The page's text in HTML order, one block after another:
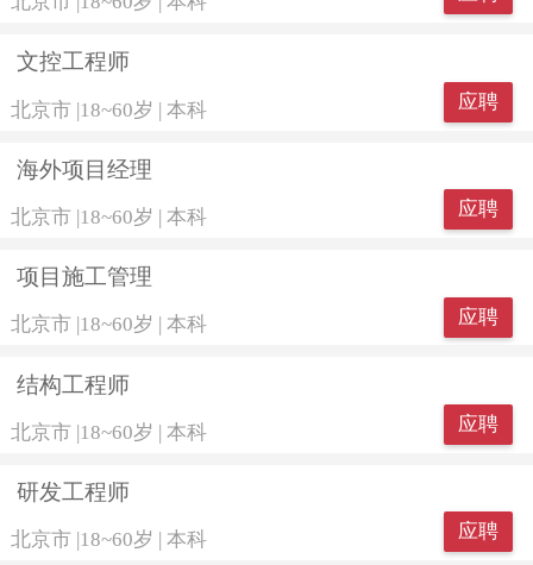
文控工程师
北京市 |18~60岁 | 本科 应聘
海外项目经理
北京市 |18~60岁 | 本科 应聘
项目施工管理
北京市 18~60岁 本科 应聘
结构工程师
北京市 |18~60岁 | 本科 应聘
研发工程师
北京市 |18~60岁 | 本科 应聘